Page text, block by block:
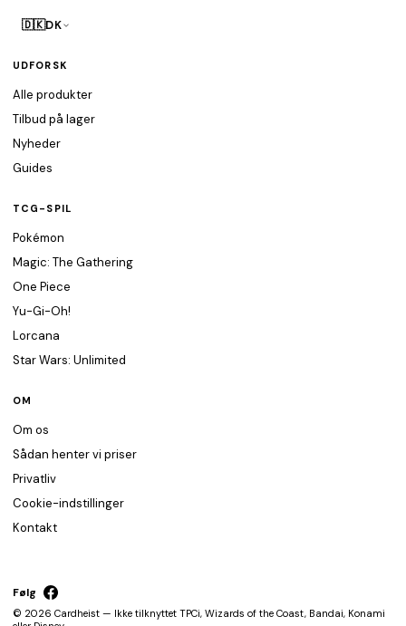
🇩🇰DK
UDFORSK
Alle produkter
Tilbud på lager
Nyheder
Guides
TCG-SPIL
Pokémon
Magic: The Gathering
One Piece
Yu-Gi-Oh!
Lorcana
Star Wars: Unlimited
OM
Om os
Sådan henter vi priser
Privatliv
Cookie-indstillinger
Kontakt
Følg
© 2026 Cardheist — Ikke tilknyttet TPCi, Wizards of the Coast, Bandai, Konami